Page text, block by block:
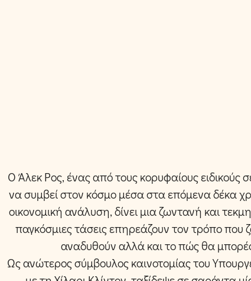
Ο Άλεκ Ρος, ένας από τους κορυφαίους ειδικούς
να συμβεί στον κόσμο μέσα στα επόμενα δέκα
οικονομική ανάλυση, δίνει μια ζωντανή και
παγκόσμιες τάσεις επηρεάζουν τον τρόπο
αναδυθούν αλλά και το πώς θα
Ως ανώτερος σύμβουλος καινοτομίας του